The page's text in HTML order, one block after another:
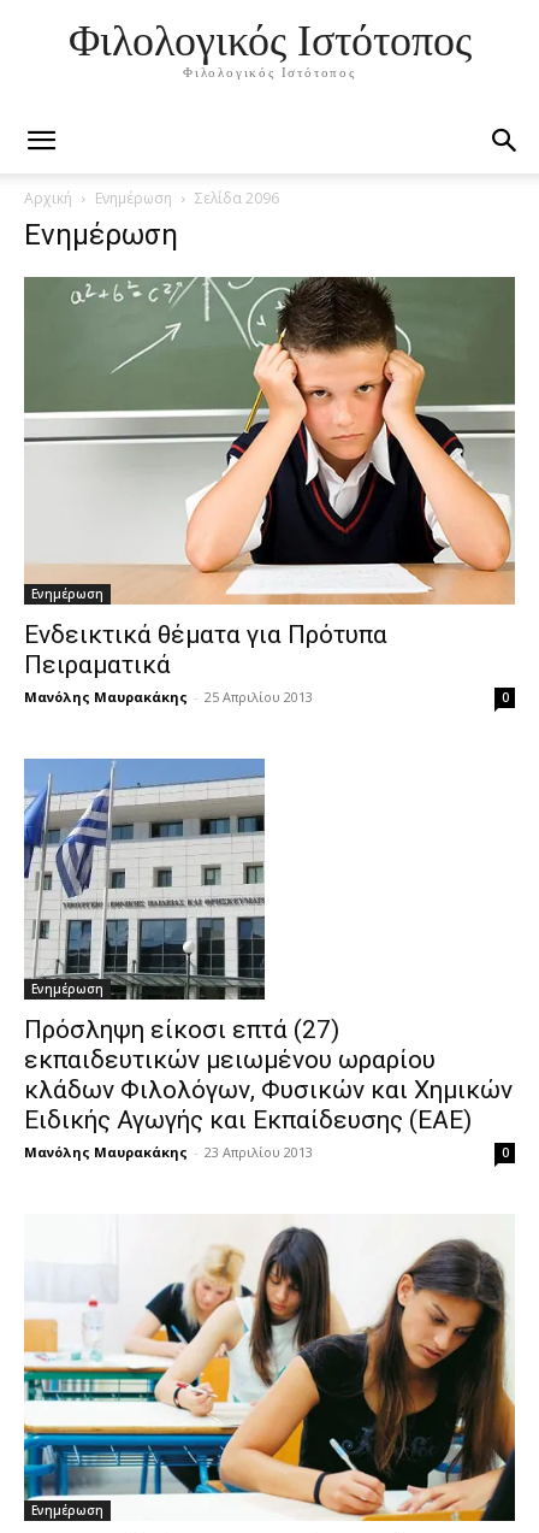
Φιλολογικός Ιστότοπος
Φιλολογικός Ιστότοπος
Αρχική Ενημέρωση Σελίδα 2096
Ενημέρωση
Ενημέρωση
Eνδεικτικά θέματα για Πρότυπα
Πειραματικά
Μανόλης Μαυρακάκης - 25 Απριλίου 2013 0
Ενημέρωση
Πρόσληψη είκοσι επτά (27)
εκπαιδευτικών μειωμένου ωραρίου
κλάδων Φιλολόγων, Φυσικών και Χημικών
Ειδικής Αγωγής και Εκπαίδευσης (ΕΑΕ)
Μανόλης Μαυρακάκης - 23 Απριλίου 2013 0
Ενημέρωση